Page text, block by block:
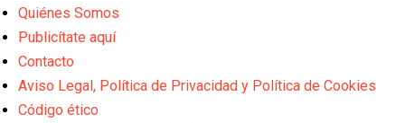
Quiénes Somos
Publicítate aquí
Contacto
Aviso Legal, Política de Privacidad y Política de Cookies
Código ético